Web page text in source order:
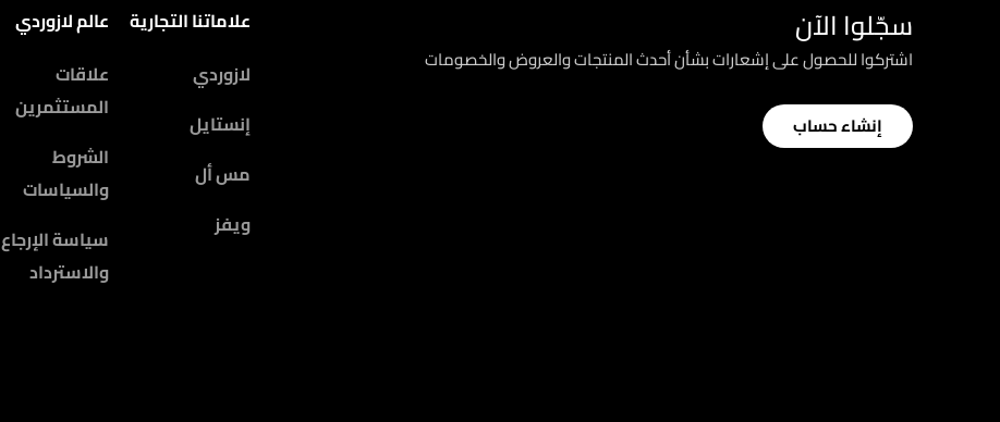
سجّلوا الآن
اشتركوا للحصول على إشعارات بشأن أحدث المنتجات والعروض والخصومات
إنشاء حساب
علاماتنا التجارية
لازوردي
إنستايل
مس أل
ويفز
عالم لازوردي
علاقات
المستثمرين
الشروط
والسياسات
سياسة الإرجاع
والاسترداد